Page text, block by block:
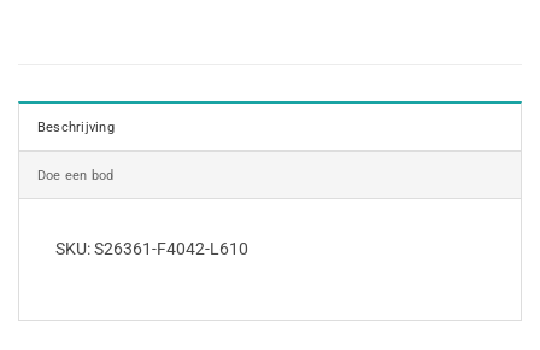
Beschrijving
Doe een bod
SKU: S26361-F4042-L610